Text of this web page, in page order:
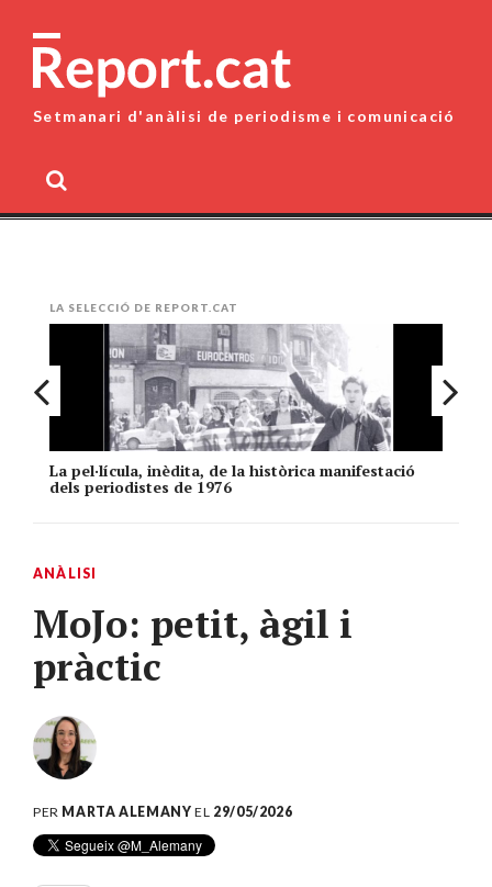
content
Setmanari d'anàlisi de periodisme i comunicació
LA SELECCIÓ DE REPORT.CAT
La pel·lícula, inèdita, de la històrica manifestació
dels periodistes de 1976
ANÀLISI
MoJo: petit, àgil i
pràctic
PER MARTA ALEMANY EL 29/05/2026